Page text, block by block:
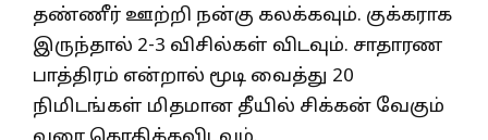
தண்ணீர் ஊற்றி நன்கு கலக்கவும். குக்கராக
இருந்தால் 2-3 விசில்கள் விடவும். சாதாரண
பாத்திரம் என்றால் மூடி வைத்து 20
நிமிடங்கள் மிதமான தீயில் சிக்கன் வேகும்